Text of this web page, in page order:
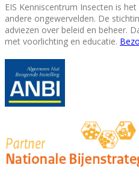
EIS Kenniscentrum Insecten is
andere ongewervelden. De
adviezen over beleid en beheer.
met voorlichting en educatie.